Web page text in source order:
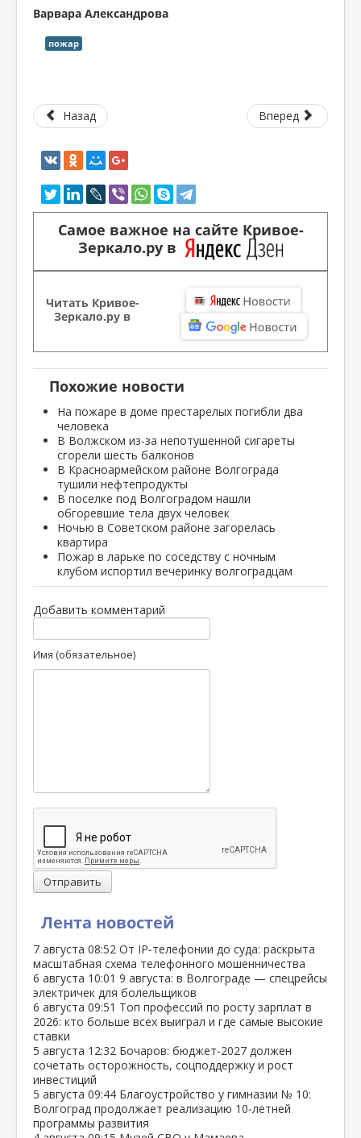
Лента новостей
7 августа 08:52 От IP‑телефонии до суда: раскрыта
масштабная схема телефонного мошенничества
6 августа 10:01 9 августа: в Волгограде — спецрейсы
электричек для болельщиков
6 августа 09:51 Топ профессий по росту зарплат в
2026: кто больше всех выиграл и где самые высокие
ставки
5 августа 12:32 Бочаров: бюджет‑2027 должен
сочетать осторожность, соцподдержку и рост
инвестиций
5 августа 09:44 Благоустройство у гимназии № 10:
Волгоград продолжает реализацию 10‑летней
программы развития
Варвара Александрова
пожар
Назад Вперед
Самое важное на сайте Кривое-
Зеркало.ру в
Читать Кривое-
Зеркало.ру в
Похожие новости
На пожаре в доме престарелых погибли два
человека
В Волжском из-за непотушенной сигареты
сгорели шесть балконов
В Красноармейском районе Волгограда
тушили нефтепродукты
В поселке под Волгоградом нашли
обгоревшие тела двух человек
Ночью в Советском районе загорелась
квартира
Пожар в ларьке по соседству с ночным
клубом испортил вечеринку волгоградцам
Добавить комментарий
Имя (обязательное)
Отправить